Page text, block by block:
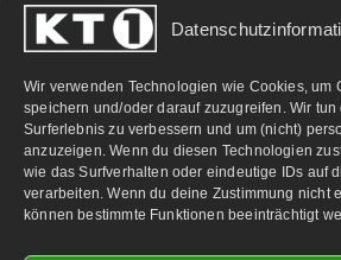
Wir verwenden Technologien wie Cookies, um
speichern und/oder darauf zuzugreifen. Wir tun
Surferlebnis zu verbessern und um (nicht)
anzuzeigen. Wenn du diesen Technologien
wie das Surfverhalten oder eindeutige IDs auf
verarbeiten. Wenn du deine Zustimmung nicht
können bestimmte Funktionen beeinträchtigt
PARTNERLINKS: